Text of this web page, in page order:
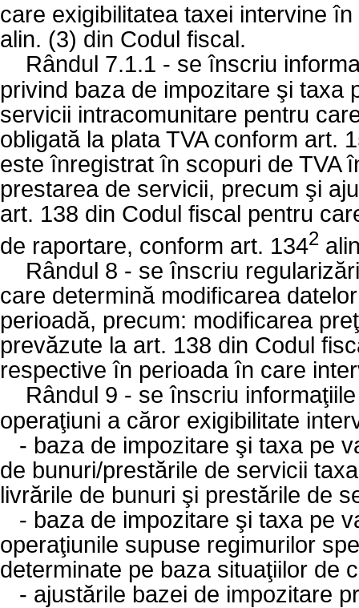
care exigibilitatea taxei intervine
alin. (3) din Codul fiscal.
Rândul 7.1.1 - se înscriu
privind baza de impozitare şi taxa
servicii intracomunitare pentru
obligată la plata TVA conform art.
este înregistrat în scopuri de TVA
prestarea de servicii, precum şi
art. 138 din Codul fiscal pentru
de raportare, conform art. 1342
Rândul 8 - se înscriu
care determină modificarea
perioadă, precum: modificarea
prevăzute la art. 138 din Codul
respective în perioada în care
Rândul 9 - se înscriu
operaţiuni a căror exigibilitate
- baza de impozitare şi taxa pe
de bunuri/prestările de servicii
livrările de bunuri şi prestările de
- baza de impozitare şi taxa pe
operaţiunile supuse regimurilor
determinate pe baza situaţiilor de
- ajustările bazei de impozitare